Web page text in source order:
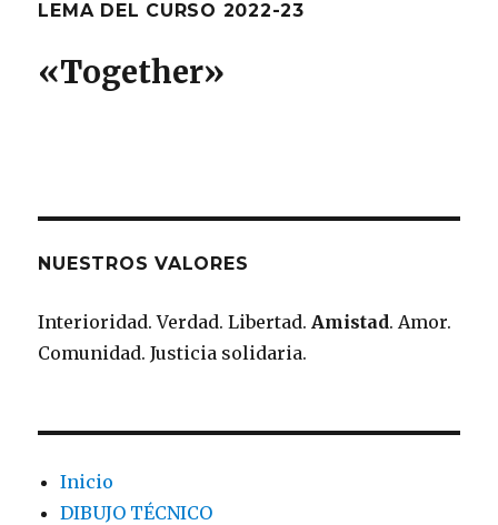
LEMA DEL CURSO 2022-23
«Together»
NUESTROS VALORES
Interioridad. Verdad. Libertad. Amistad. Amor.
Comunidad. Justicia solidaria.
Inicio
DIBUJO TÉCNICO